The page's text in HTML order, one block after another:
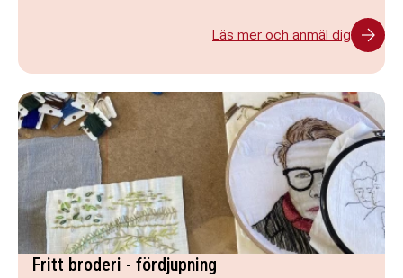
Läs mer och anmäl dig
Fritt broderi - fördjupning